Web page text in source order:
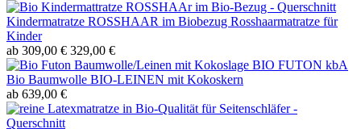
Kindermatratze ROSSHAAR im Biobezug Rosshaarmatratze für
Kinder
ab 309,00 € 329,00 €
BIO FUTON kbA
Bio Baumwolle BIO-LEINEN mit Kokoskern
ab 639,00 €